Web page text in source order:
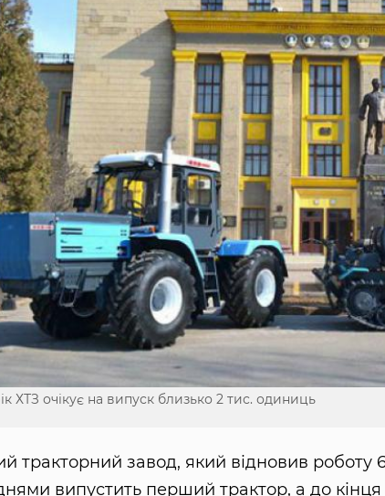
ХТЗ очікує на випуск близько 2 тис. одиниць
тракторний завод, який відновив роботу
випустить перший трактор, а до